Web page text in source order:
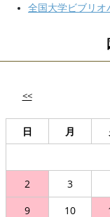
<<
日 月
2
3
9
10
全国大学ビブリオ